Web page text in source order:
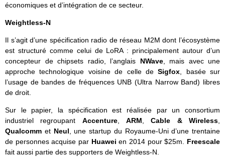
économiques et d’intégration de ce secteur.
Weightless-N
Il s’agit d’une spécification radio de réseau M2M dont l’écosystème
est structuré comme celui de LoRA : principalement autour d’un
concepteur de chipsets radio, l’anglais NWave, mais avec une
approche technologique voisine de celle deSigfox, basée sur
l’usage de bandes de fréquences UNB (Ultra Narrow Band) libres
de droit.
Sur le papier, la spécification est réalisée par un consortium
industriel regroupant Accenture,ARM,Cable & Wireless,
Qualcomm et Neul, une startup du Royaume-Uni d’une trentaine
de personnes acquise par Huaweien 2014 pour $25m. Freescale
fait aussi partie des supporters de Weightless-N.